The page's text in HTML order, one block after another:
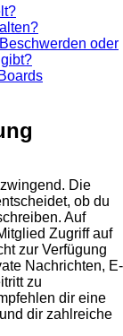
oder
Die
ob du
Auf
Zugriff auf
zur Verfügung
Nachrichten, E-
zu
dir eine
dir zahlreiche